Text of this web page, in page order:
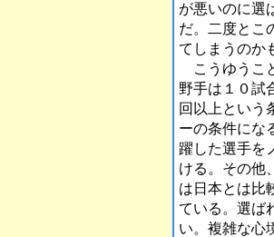
が悪いのに選
だ。二度とこ
てしまうのか
こうゆうこ
野手は１０試
回以上という
ーの条件にな
躍した選手を
ける。その他
は日本とは比
ている。選ば
い。複雑な心